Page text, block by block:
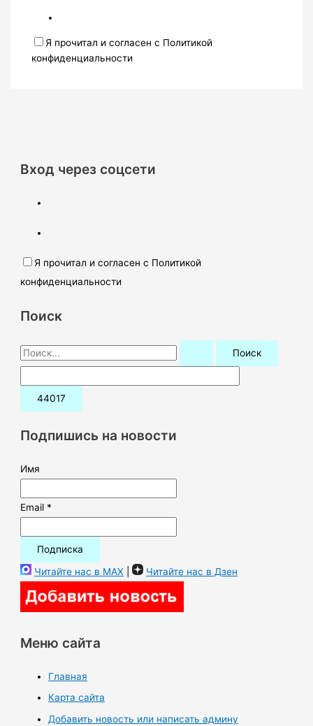
Я прочитал и согласен с Политикой
конфиденциальности
Вход через соцсети
Я прочитал и согласен с Политикой
конфиденциальности
Поиск
П
о
и
:Подпишись на новости
Имя
Email *
Читайте нас в MAX | Читайте нас в Дзен
Меню сайта
Главная
Карта сайта
Добавить новость или написать админу